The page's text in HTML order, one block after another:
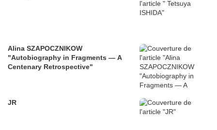
Alina SZAPOCZNIKOW
"Autobiography in Fragments — A
Centenary Retrospective"
JR